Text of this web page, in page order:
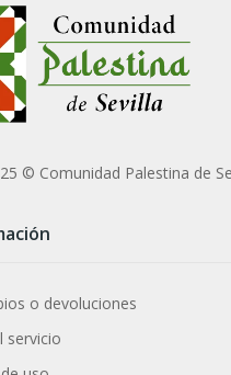
© Comunidad Palestina de
o devoluciones
servicio